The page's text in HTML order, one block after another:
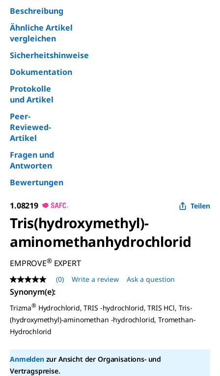
Beschreibung
Ähnliche Artikel
vergleichen
Sicherheitshinweise
Dokumentation
Protokolle
und Artikel
Peer-
Reviewed-
Artikel
Fragen und
Antworten
Bewertungen
1.08219 Teilen
Tris(hydroxymethyl)-
aminomethanhydrochlorid
EMPROVE®EXPERT
No
rating
value
Same
page
link.
(0) Write a review Ask a question
Synonym(e):
Trizma® Hydrochlorid, TRIS -hydrochlorid, TRIS HCl, Tris-
(hydroxymethyl)-aminomethan -hydrochlorid, Tromethan-
Hydrochlorid
Anmeldenzur Ansicht der Organisations- und
Vertragspreise.